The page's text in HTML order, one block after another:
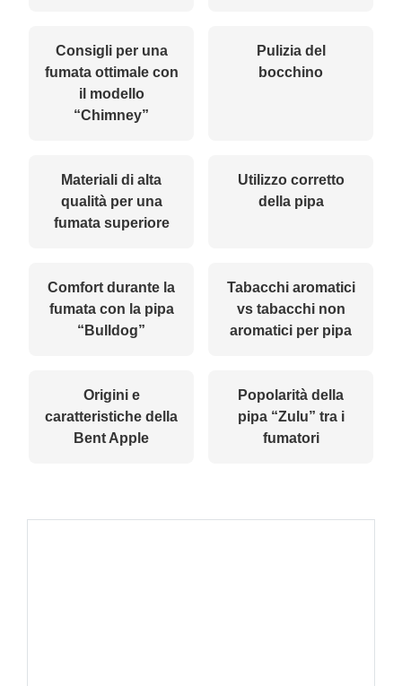
Consigli per una
fumata ottimale con
il modello
“Chimney”
Pulizia del
bocchino
Materiali di alta
qualità per una
fumata superiore
Utilizzo corretto
della pipa
Comfort durante la
fumata con la pipa
“Bulldog”
Tabacchi aromatici
vs tabacchi non
aromatici per pipa
Origini e
caratteristiche della
Bent Apple
Popolarità della
pipa “Zulu” tra i
fumatori